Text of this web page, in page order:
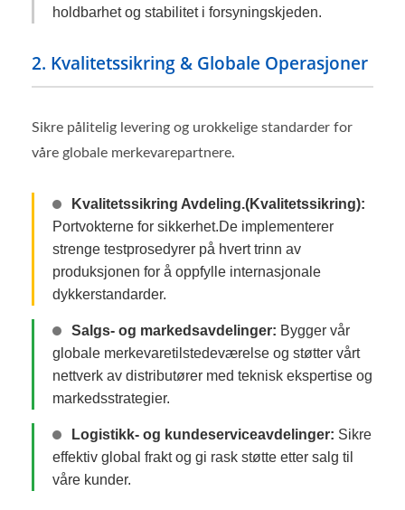
holdbarhet og stabilitet i forsyningskjeden.
2. Kvalitetssikring & Globale Operasjoner
Sikre pålitelig levering og urokkelige standarder for
våre globale merkevarepartnere.
Kvalitetssikring Avdeling.(Kvalitetssikring):
Portvokterne for sikkerhet.De implementerer
strenge testprosedyrer på hvert trinn av
produksjonen for å oppfylle internasjonale
dykkerstandarder.
Salgs- og markedsavdelinger: Bygger vår
globale merkevaretilstedeværelse og støtter vårt
nettverk av distributører med teknisk ekspertise og
markedsstrategier.
Logistikk- og kundeserviceavdelinger: Sikre
effektiv global frakt og gi rask støtte etter salg til
våre kunder.